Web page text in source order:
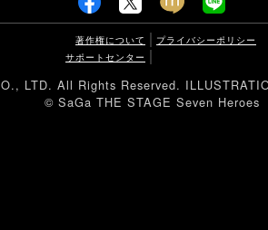
著作権について
サポートセンター
プライバシーポリシー
LTD. All Rights Reserved.
© SaGa THE STAGE Seven Heroes